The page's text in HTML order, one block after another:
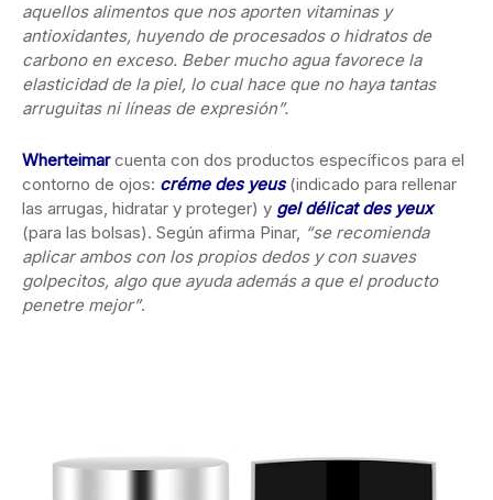
aquellos alimentos que nos aporten vitaminas y
antioxidantes, huyendo de procesados o hidratos de
carbono en exceso. Beber mucho agua favorece la
elasticidad de la piel, lo cual hace que no haya tantas
arruguitas ni líneas de expresión”.
Wherteimarcuenta con dos productos específicos para el
contorno de ojos: créme des yeus(indicado para rellenar
las arrugas, hidratar y proteger) y gel délicat des yeux
(para las bolsas). Según afirma Pinar, “se recomienda
aplicar ambos con los propios dedos y con suaves
golpecitos, algo que ayuda además a que el producto
penetre mejor”.